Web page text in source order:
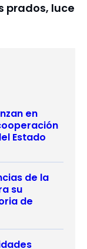
prados, luce
en
Estado
de la
su
de